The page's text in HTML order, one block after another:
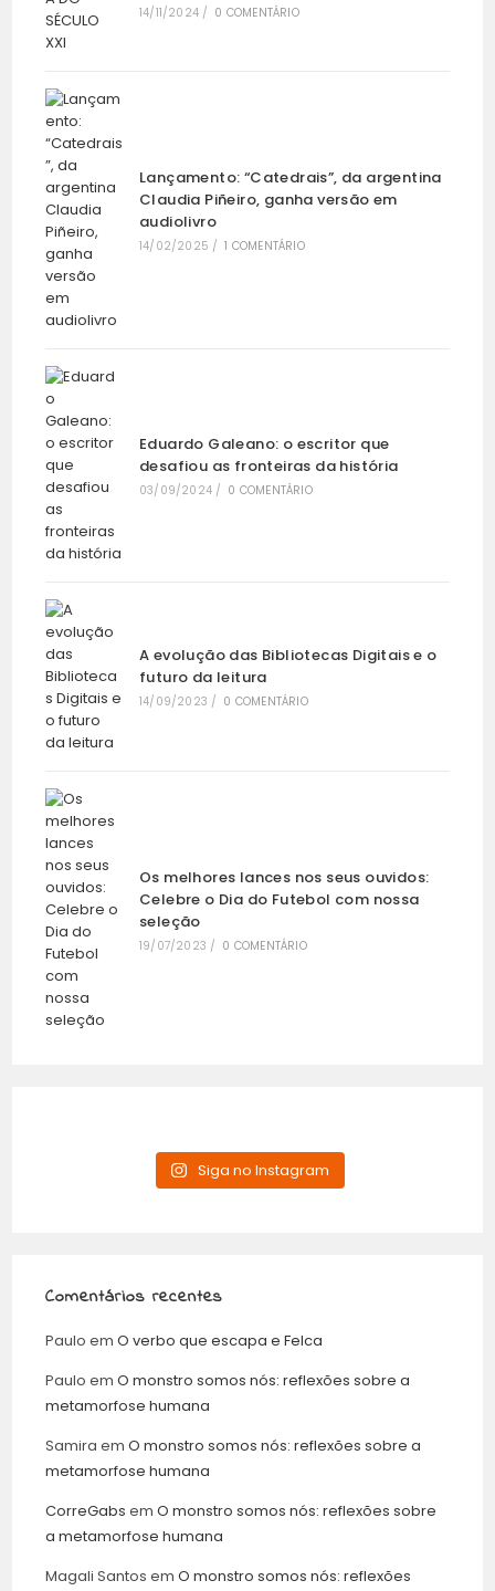
14/11/2024 / 0 COMENTÁRIO
Lançamento: “Catedrais”, da argentina
Claudia Piñeiro, ganha versão em
audiolivro
14/02/2025 / 1 COMENTÁRIO
Eduardo Galeano: o escritor que
desafiou as fronteiras da história
03/09/2024 / 0 COMENTÁRIO
A evolução das Bibliotecas Digitais e o
futuro da leitura
14/09/2023 / 0 COMENTÁRIO
Os melhores lances nos seus ouvidos:
Celebre o Dia do Futebol com nossa
seleção
19/07/2023 / 0 COMENTÁRIO
Siga no Instagram
Comentários recentes
Paulo emO verbo que escapa e Felca
Paulo emO monstro somos nós: reflexões sobre a
metamorfose humana
Samira emO monstro somos nós: reflexões sobre a
metamorfose humana
CorreGabs emO monstro somos nós: reflexões sobre
a metamorfose humana
Magali Santos emO monstro somos nós: reflexões